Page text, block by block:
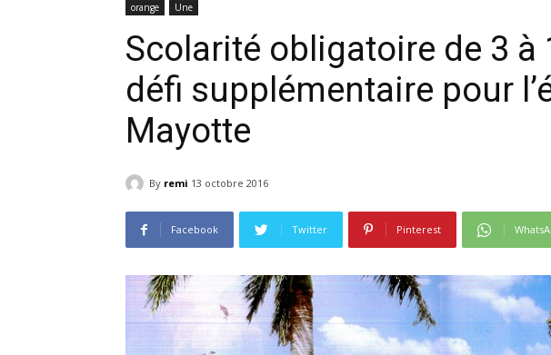
orange Une
Scolarité obligatoire de 3 à
défi supplémentaire pour
Mayotte
By remi 13 octobre 2016
Facebook Twitter Pinterest